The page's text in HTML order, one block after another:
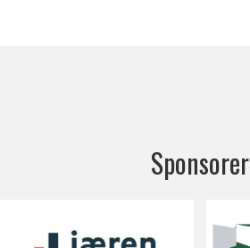
Sponsorer